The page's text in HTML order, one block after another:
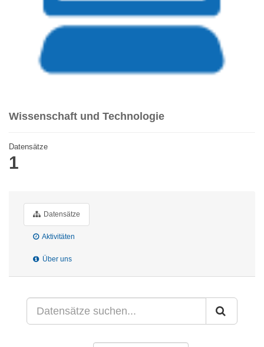
Wissenschaft und Technologie
Datensätze
1
Datensätze
Aktivitäten
Über uns